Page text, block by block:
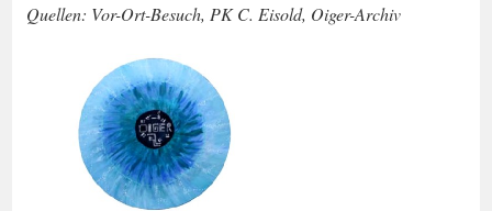
Quellen: Vor-Ort-Besuch, PK C. Eisold, Oiger-Archiv